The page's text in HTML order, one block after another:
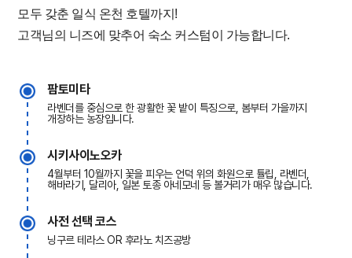
모두 갖춘 일식 온천 호텔까지!
고객님의 니즈에 맞추어 숙소 커스텀이 가능합니다.
팜토미타
라벤더를 중심으로 한 광활한 꽃 밭이 특징으로, 봄부터 가을까지
개장하는 농장입니다.
시키사이노오카
4월부터 10월까지 꽃을 피우는 언덕 위의 화원으로 튤립, 라벤더,
해바라기, 달리아, 일본 토종 아네모네 등 볼거리가 매우 많습니다.
사전 선택 코스
닝구르 테라스 OR 후라노 치즈공방